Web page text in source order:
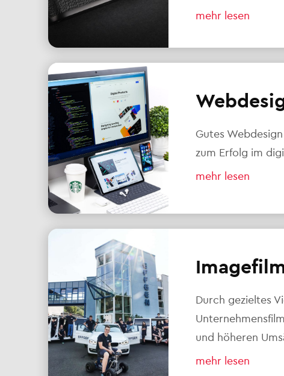
mehr lesen
Gutes
zum Erfolg im
mehr lesen
Durch gezieltes
und höheren
mehr lesen